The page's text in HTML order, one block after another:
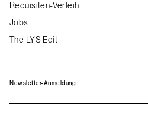
Requisiten-Verleih
Jobs
The LYS Edit
Newsletter-Anmeldung